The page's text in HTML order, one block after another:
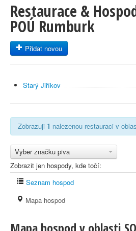
Restaurace &
POÚ Rumburk
Přidat novou
Starý Jiříkov
Zobrazuji 1 nalezenou restauraci v
Vyber značku piva
Zobrazit jen hospody, kde točí:
Seznam hospod
Mapa hospod